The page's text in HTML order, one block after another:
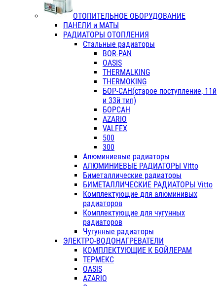
ОТОПИТЕЛЬНОЕ ОБОРУДОВАНИЕ
ПАНЕЛИ и МАТЫ
РАДИАТОРЫ ОТОПЛЕНИЯ
Стальные радиаторы
BOR-PAN
OASIS
THERMALKING
THERMOKING
БОР-САН(старое поступление, 11й
и 33й тип)
БОРСАН
AZARIO
VALFEX
500
300
Алюминиевые радиаторы
АЛЮМИНИЕВЫЕ РАДИАТОРЫ Vitto
Биметаллические радиаторы
БИМЕТАЛЛИЧЕСКИЕ РАДИАТОРЫ Vitto
Комплектующие для алюминивых
радиаторов
Комплектующие для чугунных
радиаторов
Чугунные радиаторы
ЭЛЕКТРО-ВОДОНАГРЕВАТЕЛИ
КОМПЛЕКТУЮЩИЕ К БОЙЛЕРАМ
ТЕРМЕКС
OASIS
AZARIO